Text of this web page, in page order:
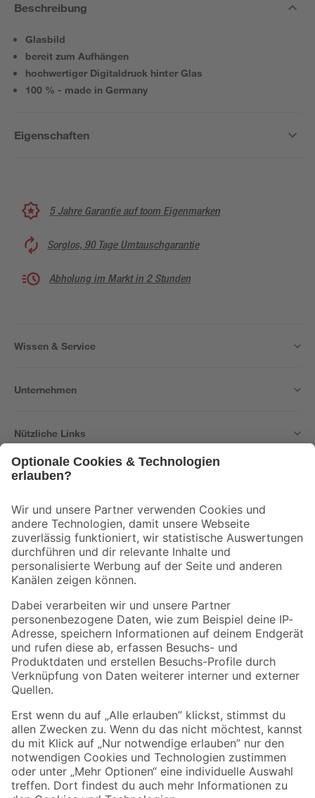
Beschreibung
Glasbild
bereit zum Aufhängen
hochwertiger Digitaldruck hinter Glas
100 % - made in Germany
Eigenschaften
5 Jahre Garantie auf toom Eigenmarken
Sorglos, 90 Tage Umtauschgarantie
Abholung im Markt in 2 Stunden
Wissen & Service
Unternehmen
Nützliche Links
Der toom Newsletter: Keine Angebote und Aktionen mehr verpassen!
Zur Newsletter Anmeldung
Folge uns
Zahlungsarten Versandarten
Sicher einkaufen
Jetzt die toom-App herunterladen